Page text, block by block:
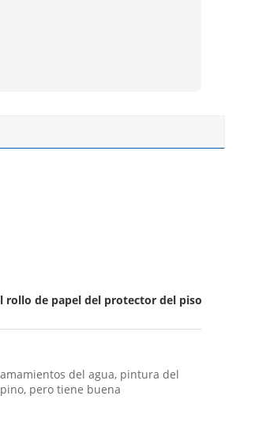
rollo de papel del protector del piso
del agua, pintura del
pero tiene buena